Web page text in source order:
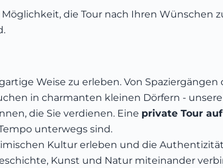
die Tour nach Ihren Wünschen
Weise zu erleben. Von
in charmanten kleinen Dörfern -
die Sie verdienen. Eine private Tour
unterwegs sind.
Kultur erleben und die
Kunst und Natur miteinander